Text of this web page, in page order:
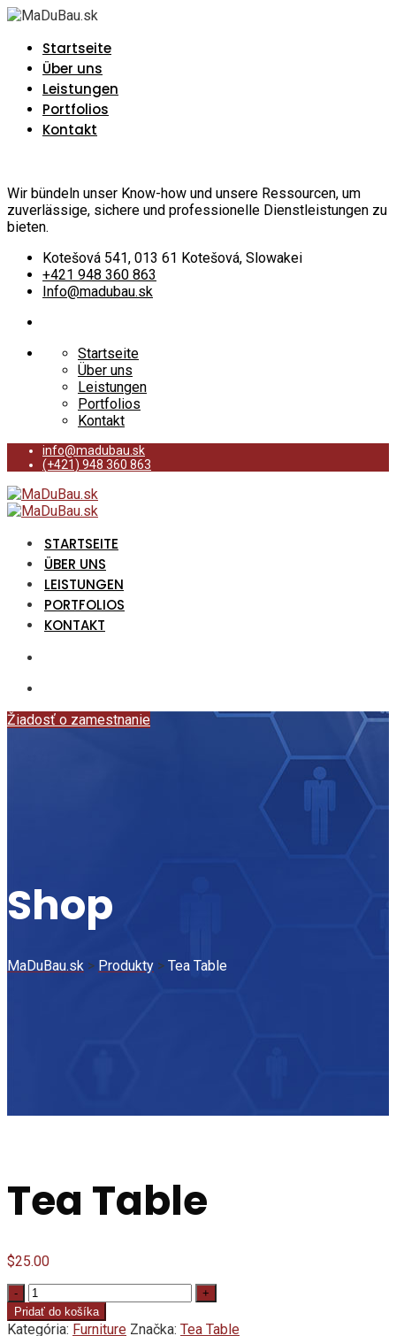
Startseite
Über uns
Leistungen
Portfolios
Kontakt
Wir bündeln unser Know-how und unsere Ressourcen, um
zuverlässige, sichere und professionelle Dienstleistungen zu
bieten.
Kotešová 541, 013 61 Kotešová, Slowakei
+421 948 360 863
Info@madubau.sk
Startseite
Über uns
Leistungen
Portfolios
Kontakt
info@madubau.sk
(+421) 948 360 863
STARTSEITE
ÜBER UNS
LEISTUNGEN
PORTFOLIOS
KONTAKT
Žiadosť o zamestnanie
Shop
MaDuBau.sk > Produkty > Tea Table
Tea Table
$25.00
Quantity
Pridať do košíka
Kategória: Furniture Značka: Tea Table